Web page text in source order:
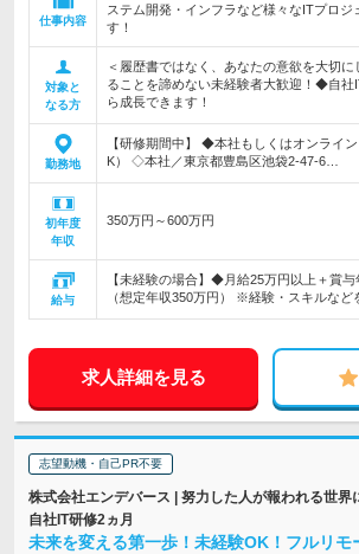
仕事内容
ステム開発・インフラなど様々なITプロジ
す！
対象と
なる方
＜履歴書ではなく、あなたの意欲を大切
ることを諦めない未経験者大歓迎！◆自社
ら成長できます！
勤務地
【研修期間中】 ◆本社もしくはオンライ
K） ◇本社／東京都豊島区池袋2-47-6…
初年度
年収
350万円～600万円
給与
【未経験の場合】◆月給25万円以上＋賞
（想定年収350万円） ※経験・スキルなど
求人詳細を見る
志望動機・自己PR不要
株式会社エンデバース | 努力した人が報われる世界
自社IT研修2ヵ月
未来を変える第一歩！未経験OK！フルリモ